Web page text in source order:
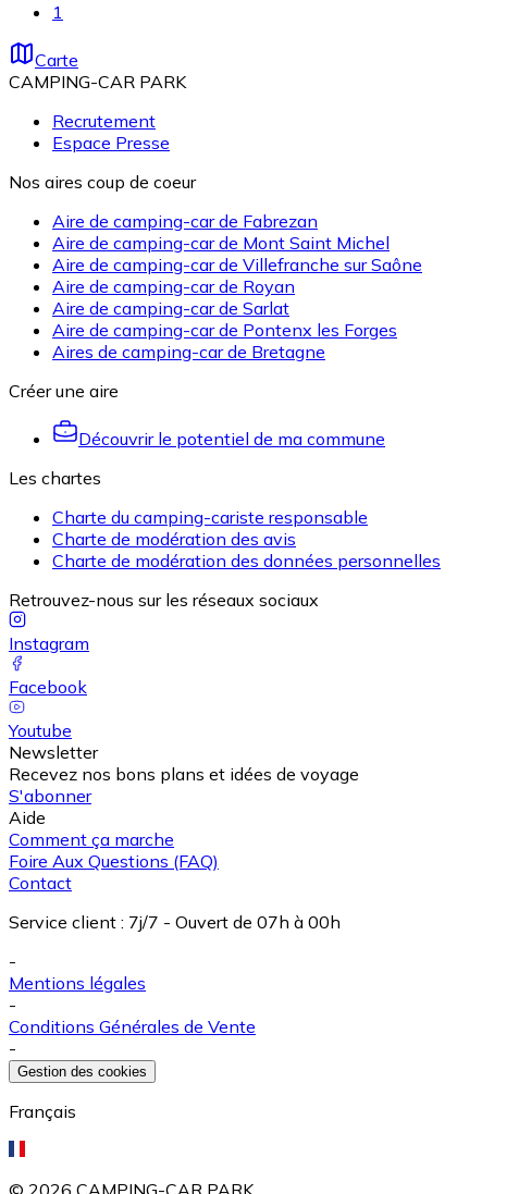
1
Carte
CAMPING-CAR PARK
Recrutement
Espace Presse
Nos aires coup de coeur
Aire de camping-car de Fabrezan
Aire de camping-car de Mont Saint Michel
Aire de camping-car de Villefranche sur Saône
Aire de camping-car de Royan
Aire de camping-car de Sarlat
Aire de camping-car de Pontenx les Forges
Aires de camping-car de Bretagne
Créer une aire
Découvrir le potentiel de ma commune
Les chartes
Charte du camping-cariste responsable
Charte de modération des avis
Charte de modération des données personnelles
Retrouvez-nous sur les réseaux sociaux
Instagram
Facebook
Youtube
Newsletter
Recevez nos bons plans et idées de voyage
S'abonner
Aide
Comment ça marche
Foire Aux Questions (FAQ)
Contact
Service client : 7j/7 - Ouvert de 07h à 00h
-
Mentions légales
-
Conditions Générales de Vente
-
Gestion des cookies
Français